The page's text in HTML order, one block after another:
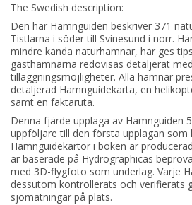
The Swedish description:
Den här Hamnguiden beskriver 371
Tistlarna i söder till Svinesund i norr.
mindre kända naturhamnar, här ges
gästhamnarna redovisas detaljerat
tilläggningsmöjligheter. Alla hamnar
detaljerad Hamnguidekarta, en
samt en faktaruta.
Denna fjärde upplaga av Hamnguiden
uppföljare till den första upplagan som
Hamnguidekartor i boken är
är baserade på Hydrographicas
med 3D-flygfoto som underlag. Varje
dessutom kontrollerats och verifierats
sjömätningar på plats.